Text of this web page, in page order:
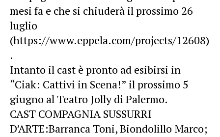
mesi fa e che si chiuderà il prossimo 26
luglio
(https://www.eppela.com/projects/12608)
.
Intanto il cast è pronto ad esibirsi in
“Ciak: Cattivi in Scena!” il prossimo 5
giugno al Teatro Jolly di Palermo.
CAST COMPAGNIA SUSSURRI
D’ARTE:Barranca Toni, Biondolillo Marco;